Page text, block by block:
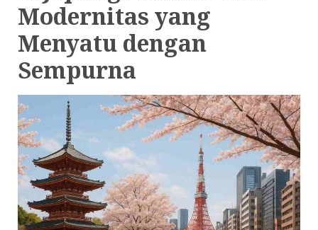
Modernitas yang
Menyatu dengan
Sempurna